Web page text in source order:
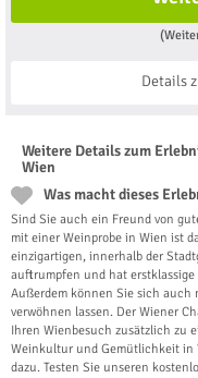
Details
Weitere Details zum
Wien
Was macht dieses
Sind Sie auch ein Freund von
mit einer Weinprobe in Wien ist
einzigartigen, innerhalb der
auftrumpfen und hat
Außerdem können Sie sich
verwöhnen lassen. Der Wiener
Ihren Wienbesuch zusätzlich zu
Weinkultur und Gemütlichkeit in
dazu. Testen Sie unseren